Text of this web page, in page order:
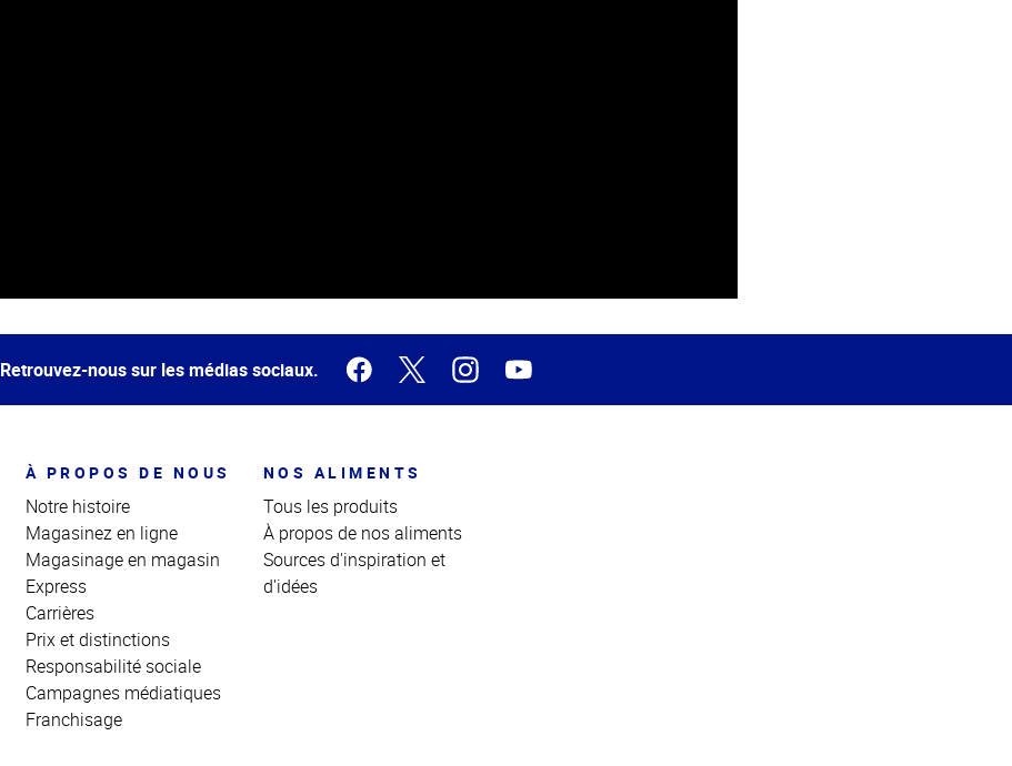
Retrouvez-nous sur les médias sociaux.
À PROPOS DE NOUS
Notre histoire
Magasinez en ligne
Magasinage en magasin
Express
Carrières
Prix et distinctions
Responsabilité sociale
Campagnes médiatiques
Franchisage
NOS ALIMENTS
Tous les produits
À propos de nos aliments
Sources d'inspiration et
d'idées